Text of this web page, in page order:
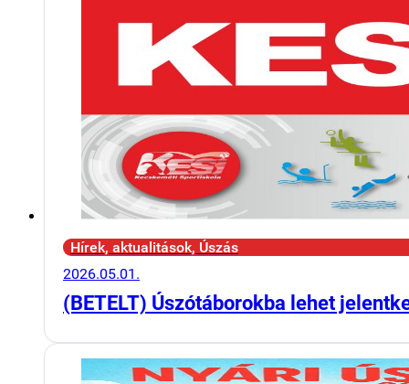
Hírek, aktualitások, Úszás
2026.05.01.
(BETELT) Úszótáborokba lehet